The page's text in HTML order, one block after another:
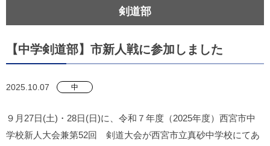
剣道部
【中学剣道部】市新人戦に参加しました
2025.10.07 中
９月27日(土)・28日(日)に、令和７年度（2025年度）西宮市中
学校新人大会兼第52回 剣道大会が西宮市立真砂中学校にてあ